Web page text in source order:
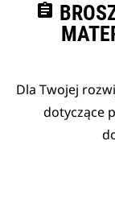
assignment
Dla Twojej
dotyczące